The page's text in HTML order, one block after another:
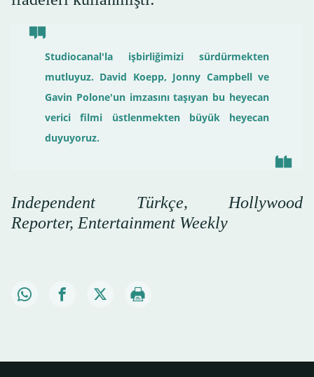
Studiocanal'la işbirliğimizi sürdürmekten
mutluyuz. David Koepp, Jonny Campbell ve
Gavin Polone'un imzasını taşıyan bu heyecan
verici filmi üstlenmekten büyük heyecan
duyuyoruz.
Independent Türkçe, Hollywood
Reporter, Entertainment Weekly